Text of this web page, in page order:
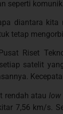
seperti
diantara
tetap
Riset
satelit
rendah atau low
7,56 km/s.